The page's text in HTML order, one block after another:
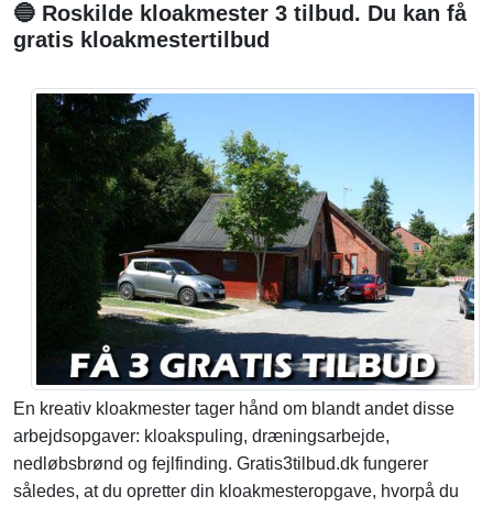
🔵 Roskilde kloakmester 3 tilbud. Du kan få
gratis kloakmestertilbud
En kreativ kloakmester tager hånd om blandt andet disse
arbejdsopgaver: kloakspuling, dræningsarbejde,
nedløbsbrønd og fejlfinding. Gratis3tilbud.dk fungerer
således, at du opretter din kloakmesteropgave, hvorpå du